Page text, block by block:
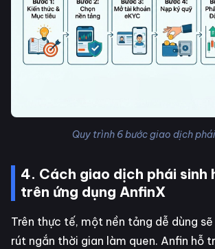
Quy trình 6 bước giao dịch
4. Cách giao dịch phái sinh
trên ứng dụng AnfinX
Trên thực tế, một nền tảng dễ dùng
rút ngắn thời gian làm quen. Anfin hỗ